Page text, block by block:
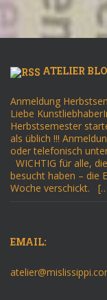
ATELIER
Anmeldung
Liebe
Herbstsemester
als üblich !!!
oder telefonisch
WICHTIG für alle,
besucht haben – die
Woche verschickt.
EMAIL: